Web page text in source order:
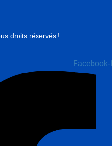
droits réservés !
Facebook-f